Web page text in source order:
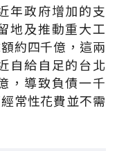
年政府增加的支
地及推動重大工
約四千億，這兩
自給自足的台北
，導致負債一千
常性花費並不需